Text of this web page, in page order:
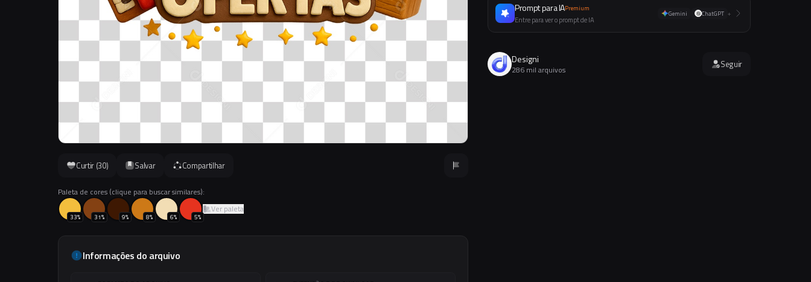
Curtir (30) Salvar Compartilhar
Paleta de cores (clique para buscar similares):
33% 31% 9% 8% 6% 5%
Ver paleta
Informações do arquivo
Prompt para IAPremium
Entre para ver o prompt de IA
Gemini ChatGPT +
Designi
286 mil arquivos Seguir